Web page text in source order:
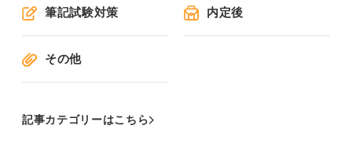
筆記試験対策 内定後
その他
記事カテゴリーはこちら